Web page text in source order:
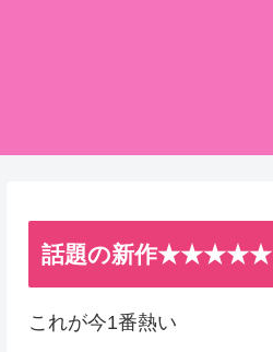
話題の新作★★★★★
これが今1番熱い